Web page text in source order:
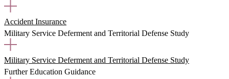
Accident Insurance
Military Service Deferment and Territorial Defense Study
Military Service Deferment and Territorial Defense Study
Further Education Guidance